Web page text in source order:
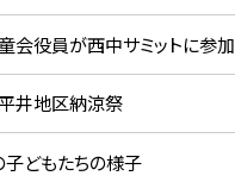
会役員が西中サミットに参加
井地区納涼祭
どもたちの様子